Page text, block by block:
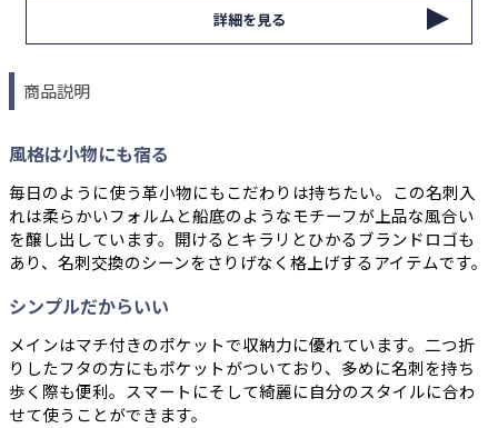
詳細を見る
商品説明
風格は小物にも宿る
毎日のように使う革小物にもこだわりは持ちたい。この名刺入
れは柔らかいフォルムと船底のようなモチーフが上品な風合い
を醸し出しています。開けるとキラリとひかるブランドロゴも
あり、名刺交換のシーンをさりげなく格上げするアイテムです。
シンプルだからいい
メインはマチ付きのポケットで収納力に優れています。二つ折
りしたフタの方にもポケットがついており、多めに名刺を持ち
歩く際も便利。スマートにそして綺麗に自分のスタイルに合わ
せて使うことができます。